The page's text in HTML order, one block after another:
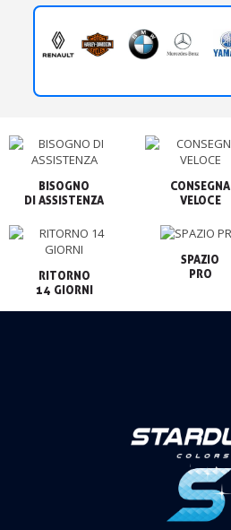
BISOGNO
CONSEGNA
VELOCE
RITORNO
14 GIORNI
SPAZIO
PRO